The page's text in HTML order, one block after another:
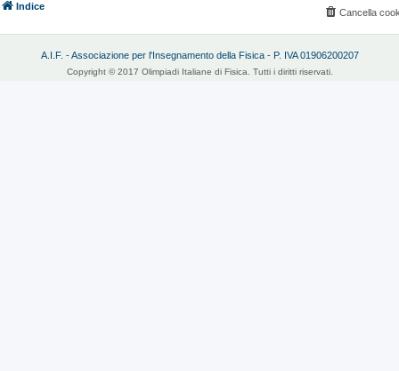
Indice
Cancella
A.I.F. - Associazione per l'Insegnamento della Fisica - P. IVA 01906200207
Copyright © 2017 Olimpiadi Italiane di Fisica. Tutti i diritti riservati.